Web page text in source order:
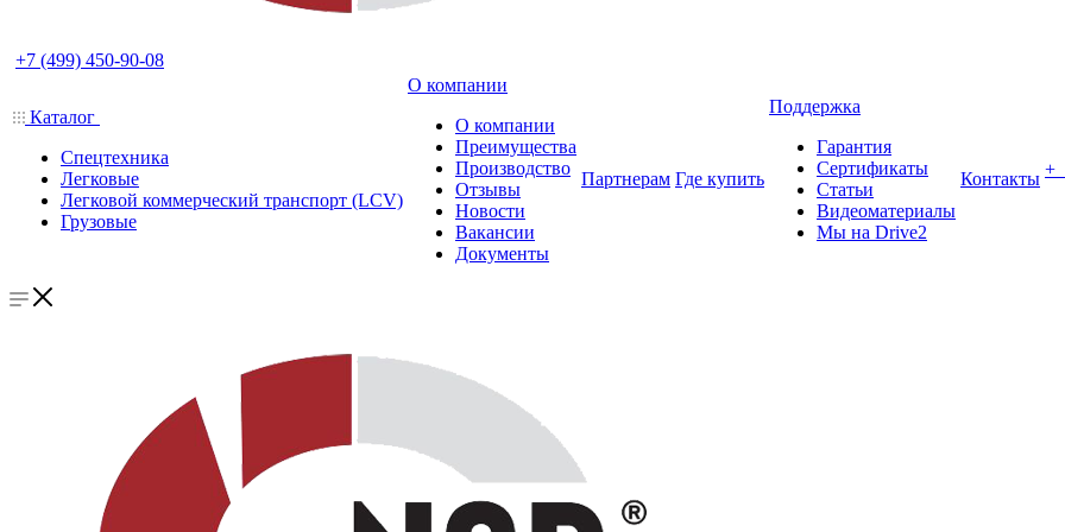
+7 (499) 450-90-08
Каталог
Спецтехника
Легковые
Легковой коммерческий транспорт (LCV)
Грузовые
О компании
О компании
Преимущества
Производство
Отзывы
Новости
Вакансии
Документы
Партнерам Где купить
Поддержка
Гарантия
Сертификаты
Статьи
Видеоматериалы
Мы на Drive2
Контакты +